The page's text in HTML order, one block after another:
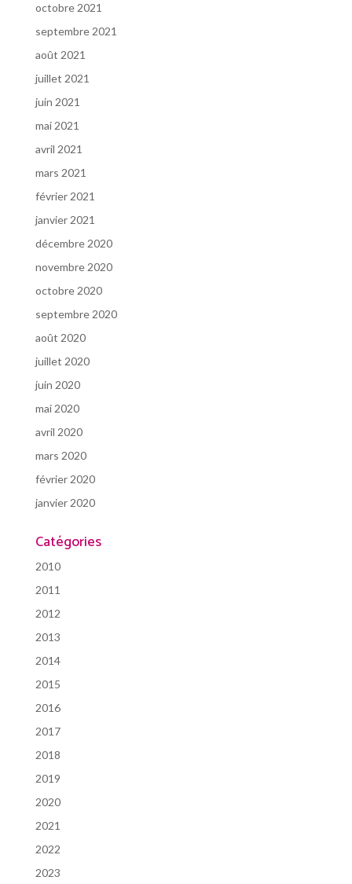
octobre 2021
septembre 2021
août 2021
juillet 2021
juin 2021
mai 2021
avril 2021
mars 2021
février 2021
janvier 2021
décembre 2020
novembre 2020
octobre 2020
septembre 2020
août 2020
juillet 2020
juin 2020
mai 2020
avril 2020
mars 2020
février 2020
janvier 2020
Catégories
2010
2011
2012
2013
2014
2015
2016
2017
2018
2019
2020
2021
2022
2023